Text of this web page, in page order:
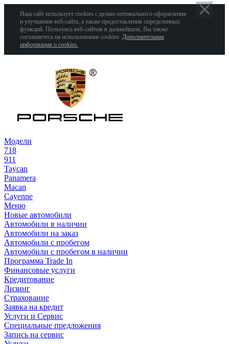
Наш сайт использует cookies с целью оптимального оформления
и улучшения веб-сайта, а также предоставления определенных
функций. Пользуясь веб-сайтом в дальнейшем, Вы также
соглашаетесь на использование cookies. Дополнительная
информация о cookies.
Модели
718
911
Taycan
Panamera
Macan
Cayenne
Меню
Новые автомобили
Автомобили в наличии
Автомобили на заказ
Автомобили с пробегом
Автомобили с пробегом в наличии
Программа Trade In
Финансовые услуги
Кредитование
Лизинг
Страхование
Заявка на кредит
Услуги и Сервис
Специальные предложения
Запись на сервис